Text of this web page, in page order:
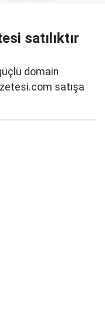
satılıktır
domain
satışa